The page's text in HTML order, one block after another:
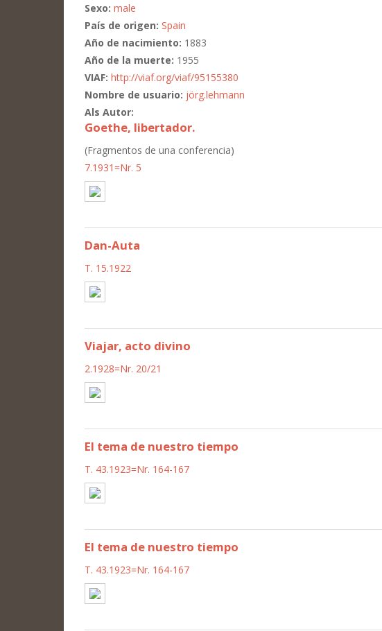
Sexo: male
País de origen: Spain
Año de nacimiento: 1883
Año de la muerte: 1955
VIAF: http://viaf.org/viaf/95155380
Nombre de usuario: jörg.lehmann
Als Autor:
Goethe, libertador.
(Fragmentos de una conferencia)
7.1931=Nr. 5
Dan-Auta
T. 15.1922
Viajar, acto divino
2.1928=Nr. 20/21
El tema de nuestro tiempo
T. 43.1923=Nr. 164-167
El tema de nuestro tiempo
T. 43.1923=Nr. 164-167